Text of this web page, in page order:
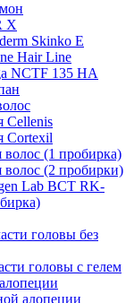
X
Skinko E
Hair Line
NCTF 135 HA
Cellenis
Cortexil
волос (1 пробирка)
волос (2 пробирки)
Lab BCT RK-
головы без
головы с гелем
алопеции